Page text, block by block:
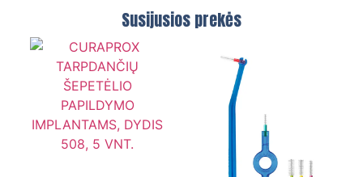
Susijusios prekės